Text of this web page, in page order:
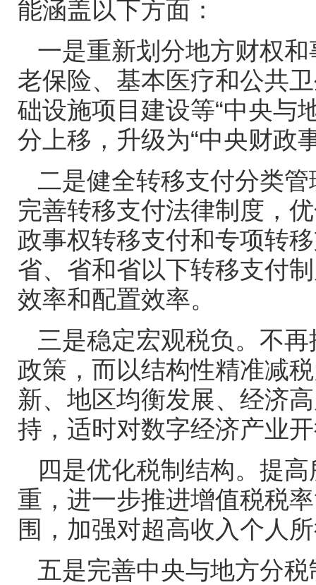
能涵盖以下方面：
一是重新划分地方财权
老保险、基本医疗和公共
础设施项目建设等“中央与
分上移，升级为“中央财政
二是健全转移支付分类
完善转移支付法律制度，
政事权转移支付和专项转
省、省和省以下转移支付
效率和配置效率。
三是稳定宏观税负。不
政策，而以结构性精准减
新、地区均衡发展、经济
持，适时对数字经济产业
四是优化税制结构。提
重，进一步推进增值税税
围，加强对超高收入个人
五是完善中央与地方分